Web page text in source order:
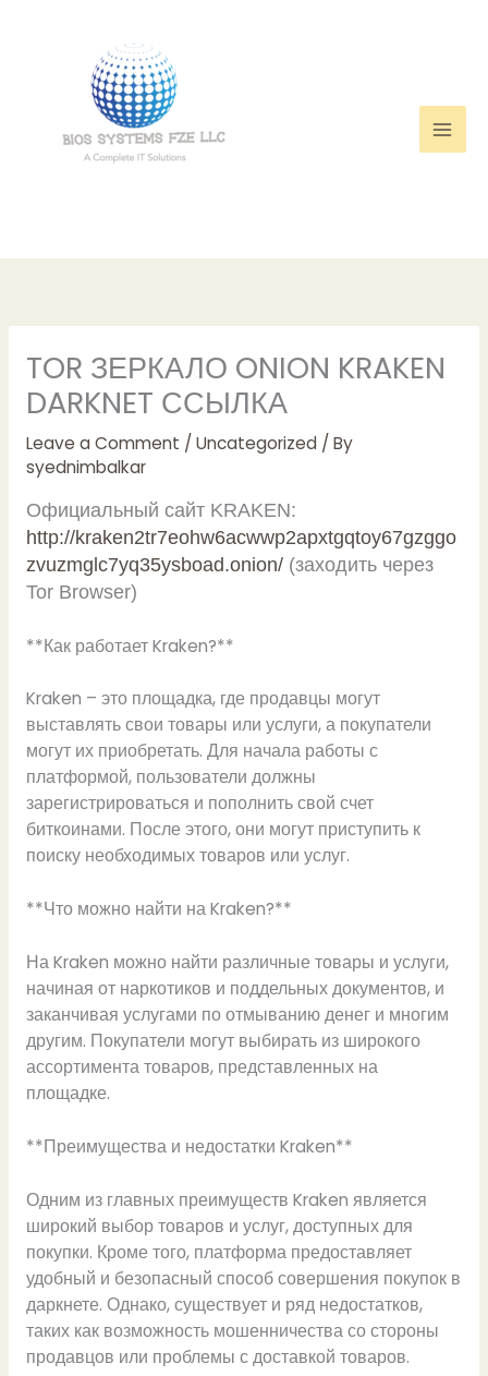
TOR ЗЕРКАЛО ONION KRAKEN
DARKNET ССЫЛКА
Leave a Comment / Uncategorized/ By
syednimbalkar
Официальный сайт KRAKEN:
http://kraken2tr7eohw6acwwp2apxtgqtoy67gzggo
zvuzmglc7yq35ysboad.onion/(заходить через
Tor Browser)
**Как работает Kraken?**
Kraken – это площадка, где продавцы могут
выставлять свои товары или услуги, а покупатели
могут их приобретать. Для начала работы с
платформой, пользователи должны
зарегистрироваться и пополнить свой счет
биткоинами. После этого, они могут приступить к
поиску необходимых товаров или услуг.
**Что можно найти на Kraken?**
На Kraken можно найти различные товары и услуги,
начиная от наркотиков и поддельных документов, и
заканчивая услугами по отмыванию денег и многим
другим. Покупатели могут выбирать из широкого
ассортимента товаров, представленных на
площадке.
**Преимущества и недостатки Kraken**
Одним из главных преимуществ Kraken является
широкий выбор товаров и услуг, доступных для
покупки. Кроме того, платформа предоставляет
удобный и безопасный способ совершения покупок в
даркнете. Однако, существует и ряд недостатков,
таких как возможность мошенничества со стороны
продавцов или проблемы с доставкой товаров.